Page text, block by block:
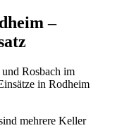
–
Rosbach im
in Rodheim
mehrere Keller